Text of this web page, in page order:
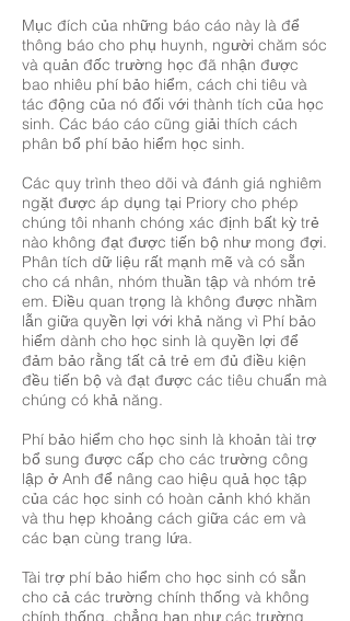
Mục đích của những báo cáo này là để
thông báo cho phụ huynh, người chăm sóc
và quản đốc trường học đã nhận được
bao nhiêu phí bảo hiểm, cách chi tiêu và
tác động của nó đối với thành tích của học
sinh. Các báo cáo cũng giải thích cách
phân bổ phí bảo hiểm học sinh.
Các quy trình theo dõi và đánh giá nghiêm
ngặt được áp dụng tại Priory cho phép
chúng tôi nhanh chóng xác định bất kỳ trẻ
nào không đạt được tiến bộ như mong đợi.
Phân tích dữ liệu rất mạnh mẽ và có sẵn
cho cá nhân, nhóm thuần tập và nhóm trẻ
em. Điều quan trọng là không được nhầm
lẫn giữa quyền lợi với khả năng vì Phí bảo
hiểm dành cho học sinh là quyền lợi để
đảm bảo rằng tất cả trẻ em đủ điều kiện
đều tiến bộ và đạt được các tiêu chuẩn mà
chúng có khả năng.
Phí bảo hiểm cho học sinh là khoản tài trợ
bổ sung được cấp cho các trường công
lập ở Anh để nâng cao hiệu quả học tập
của các học sinh có hoàn cảnh khó khăn
và thu hẹp khoảng cách giữa các em và
các bạn cùng trang lứa.
Tài trợ phí bảo hiểm cho học sinh có sẵn
cho cả các trường chính thống và không
chính thống, chẳng hạn như các trường